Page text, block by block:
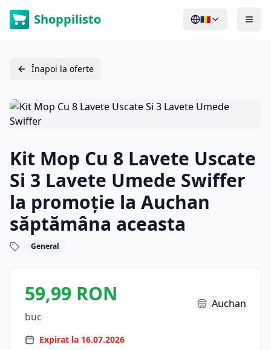
Shoppilisto 🇷🇴
Înapoi la oferte
Kit Mop Cu 8 Lavete Uscate
Si 3 Lavete Umede Swiffer
la promoție la Auchan
săptămâna aceasta
General
59,99 RON
buc
Auchan
Expirat la 16.07.2026